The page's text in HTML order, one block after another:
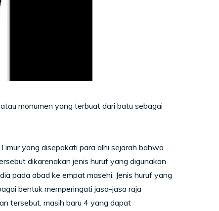
monumen yang terbuat dari batu sebagai
yang disepakati para alhi sejarah bahwa
dikarenakan jenis huruf yang digunakan
pada abad ke empat masehi. Jenis huruf yang
bentuk memperingati jasa-jasa raja
tersebut, masih baru 4 yang dapat